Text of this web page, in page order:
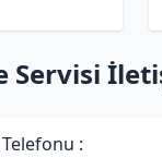
Servisi
: